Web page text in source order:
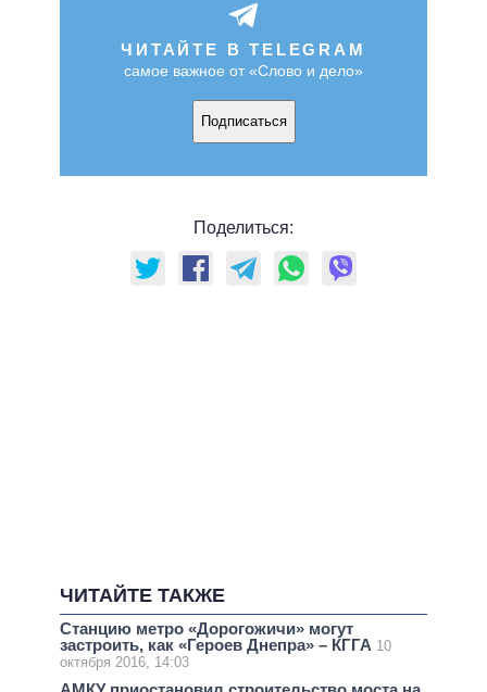
ЧИТАЙТЕ В TELEGRAM
самое важное от «Слово и дело»
Подписаться
Поделиться:
ЧИТАЙТЕ ТАКЖЕ
Станцию метро «Дорогожичи» могут
застроить, как «Героев Днепра» – КГГА 10
октября 2016, 14:03